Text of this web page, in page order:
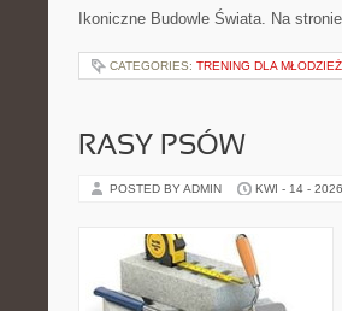
Ikoniczne Budowle Świata. Na
CATEGORIES: TRENING DLA
RASY PSÓW
POSTED BY ADMIN KWI - 14 - 2026